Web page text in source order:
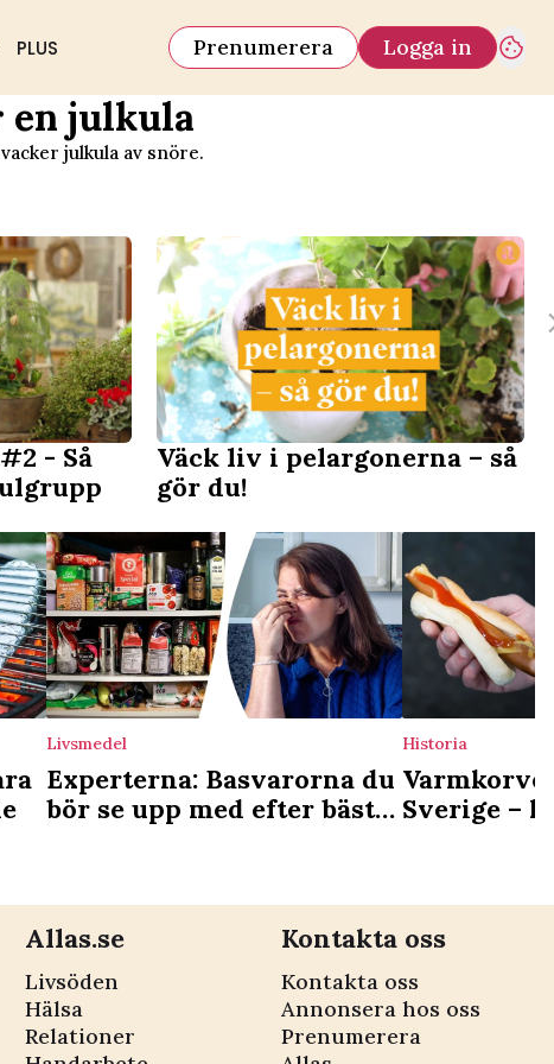
PLUS Prenumerera Logga in
en julkula
julkula av snöre.
- Så
Väck liv i pelargonerna – så
gör du!
Livsmedel
Experterna: Basvarorna du
bör se upp med efter bäst
Historia
Sverige –
Allas.se
Livsöden
Hälsa
Relationer
Kontakta oss
Kontakta oss
Annonsera hos oss
Prenumerera